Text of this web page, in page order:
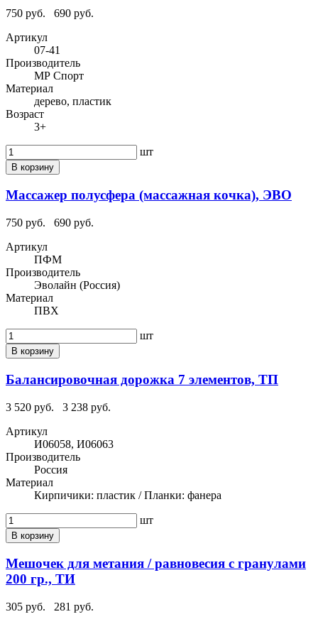
750 руб.
690 руб.
Артикул
07-41
Производитель
МР Спорт
Материал
дерево, пластик
Возраст
3+
шт
В корзину
Массажер полусфера (массажная кочка), ЭВО
750 руб.
690 руб.
Артикул
ПФМ
Производитель
Эволайн (Россия)
Материал
ПВХ
шт
В корзину
Балансировочная дорожка 7 элементов, ТП
3 520 руб.
3 238 руб.
Артикул
И06058, И06063
Производитель
Россия
Материал
Кирпичики: пластик / Планки: фанера
шт
В корзину
Мешочек для метания / равновесия с гранулами
200 гр., ТИ
305 руб.
281 руб.